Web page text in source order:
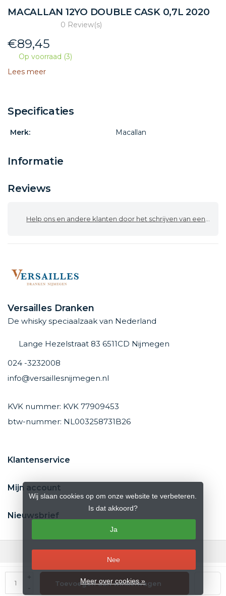
MACALLAN 12YO DOUBLE CASK 0,7L 2020
0 Review(s)
€89,45
Op voorraad (3)
Lees meer
Toevoegen aan winkelwagen
Specificaties
Merk: Macallan
Informatie
Reviews
Help ons en andere klanten door het schrijven van een review
Versailles Dranken
De whisky speciaalzaak van Nederland
Lange Hezelstraat 83 6511CD Nijmegen
024 -3232008
info@versaillesnijmegen.nl
KVK nummer: KVK 77909453
btw-nummer: NL003258731B26
Klantenservice
Mijn account
Nieuwsbrief
Wij slaan cookies op om onze website te verbeteren.
Is dat akkoord?
Ja
Nee
Meer over cookies »
© Copyright 2026 Versailles Nijmegen
- Powered
byLightspeed